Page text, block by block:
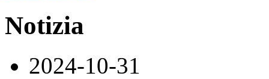
Notizia
2024-10-31